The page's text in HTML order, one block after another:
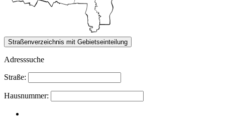
Adresssuche
Straße:
Hausnummer: